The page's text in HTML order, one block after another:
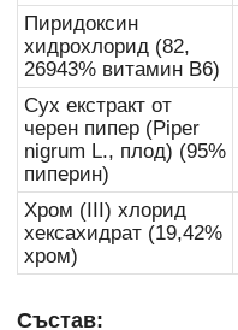
Пиридоксин
хидрохлорид (82,
26943% витамин B6)
Сух екстракт от
черен пипер (Piper
nigrum L., плод) (95%
пиперин)
Хром (III) хлорид
хексахидрат (19,42%
хром)
Състав: